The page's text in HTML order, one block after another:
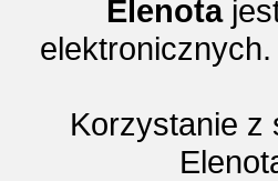
Elenota
Korzystanie